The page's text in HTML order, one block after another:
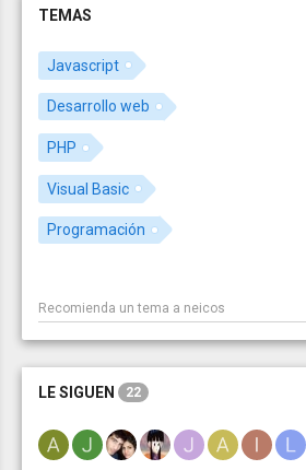
TEMAS
Javascript
Desarrollo web
PHP
Visual Basic
Programación
LE SIGUEN 22